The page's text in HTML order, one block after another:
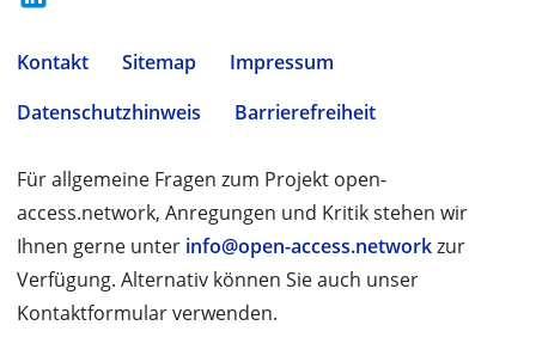
Kontakt Sitemap
Impressum
Datenschutzhinweis
Barrierefreiheit
Für allgemeine Fragen zum Projekt open-
access.network, Anregungen und Kritik stehen wir
Ihnen gerne unter info@open-access.networkzur
Verfügung. Alternativ können Sie auch unser
Kontaktformular verwenden.